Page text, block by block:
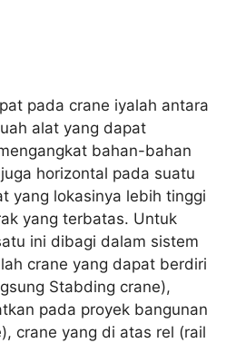
pada crane iyalah antara
alat yang dapat
bahan-bahan
horizontal pada suatu
yang lokasinya lebih tinggi
yang terbatas. Untuk
ini dibagi dalam sistem
crane yang dapat berdiri
Stabding crane),
pada proyek bangunan
crane yang di atas rel (rail